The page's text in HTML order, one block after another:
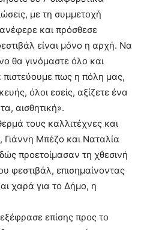
με τη συμμετοχή
και πρόσθεσε
είναι μόνο η αρχή. Να
θα γινόμαστε όλο και
πιστεύουμε πως η πόλη μας,
όλοι εσείς, αξίζετε ένα
αισθητική».
τους καλλιτέχνες και
Μπέζο και Ναταλία
προετοίμασαν τη χθεσινή
φεστιβάλ, επισημαίνοντας
χαρά για το Δήμο, η
επίσης προς το